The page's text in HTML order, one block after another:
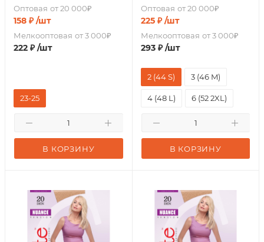
Оптовая от 20 000₽
158 ₽ /шт
Мелкооптовая от 3 000₽
222 ₽ /шт
В КОРЗИНУ
23-25
Оптовая от 20 000₽
225₽ /шт
Мелкооптовая от 3 000₽
293₽ /шт
В КОРЗИНУ
2 (44 S) 3 (46 M)
4 (48 L) 6 (52 2XL)